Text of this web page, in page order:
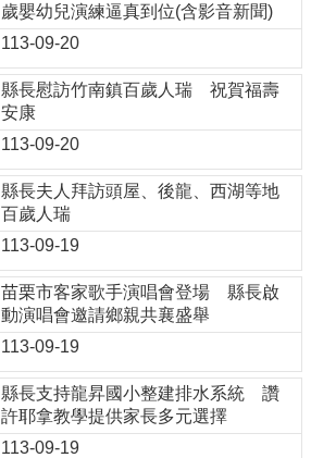
歲嬰幼兒演練逼真到位(含影音新聞)
113-09-20
縣長慰訪竹南鎮百歲人瑞 祝賀福壽
安康
113-09-20
縣長夫人拜訪頭屋、後龍、西湖等地
百歲人瑞
113-09-19
苗栗市客家歌手演唱會登場 縣長啟
動演唱會邀請鄉親共襄盛舉
113-09-19
縣長支持龍昇國小整建排水系統 讚
許耶拿教學提供家長多元選擇
113-09-19